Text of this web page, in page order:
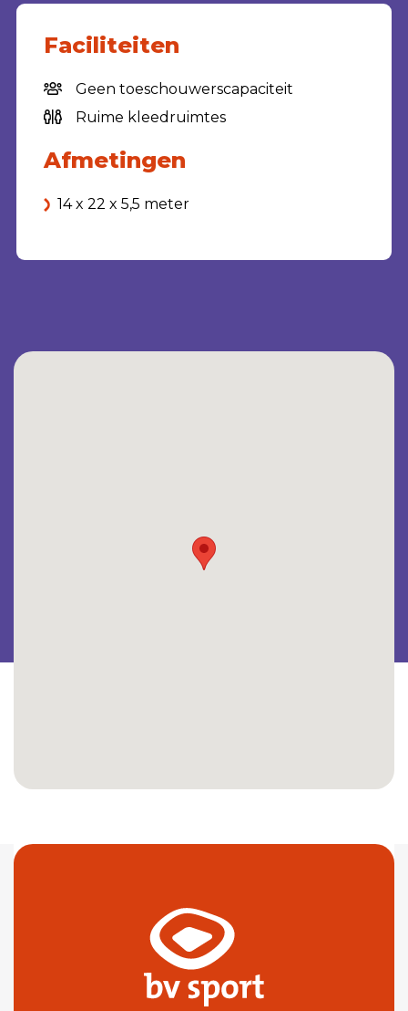
Faciliteiten
Geen toeschouwerscapaciteit
Ruime kleedruimtes
Afmetingen
14 x 22 x 5,5 meter